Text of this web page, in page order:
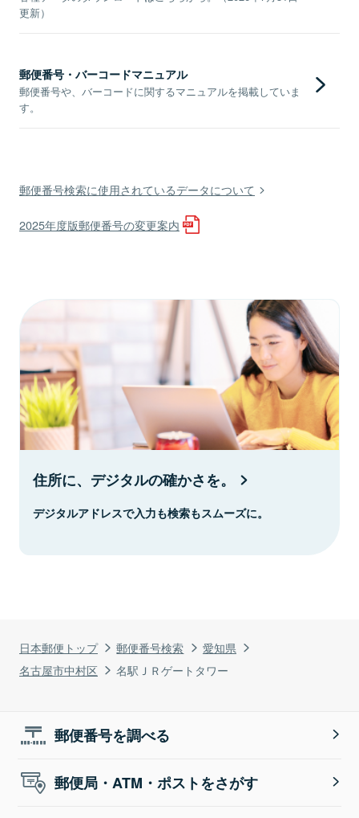
日本郵便トップ 郵便番号検索
愛知県
名古屋市中村区
名駅ＪＲゲートタワー
更新）
郵便番号・バーコードマニュアル
郵便番号や、バーコードに関するマニュアルを掲載していま
す。
郵便番号検索に使用されているデータについて
2025年度版郵便番号の変更案内
住所に、デジタルの確かさを。
デジタルアドレスで入力も検索もスムーズに。
郵便番号を調べる
郵便局・ATM・ポストをさがす